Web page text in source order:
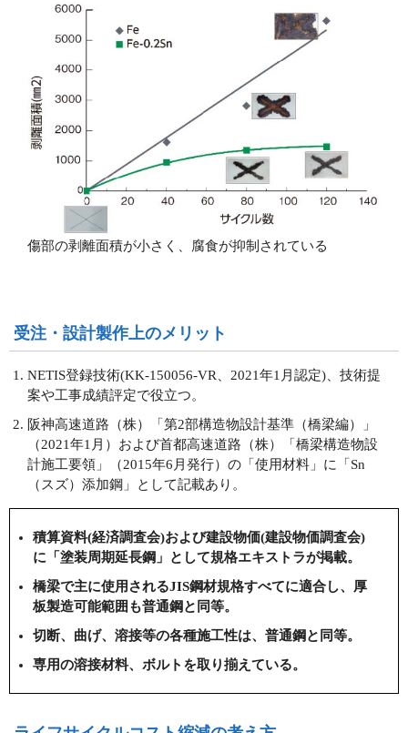
傷部の剥離面積が小さく、腐食が抑制されている
受注・設計製作上のメリット
NETIS登録技術(KK-150056-VR、2021年1月認定)、技術提
案や工事成績評定で役立つ。
阪神高速道路（株）「第2部構造物設計基準（橋梁編）」
（2021年1月）および首都高速道路（株）「橋梁構造物設
計施工要領」（2015年6月発行）の「使用材料」に「Sn
（スズ）添加鋼」として記載あり。
積算資料(経済調査会)および建設物価(建設物価調査会)
に「塗装周期延長鋼」として規格エキストラが掲載。
橋梁で主に使用されるJIS鋼材規格すべてに適合し、厚
板製造可能範囲も普通鋼と同等。
切断、曲げ、溶接等の各種施工性は、普通鋼と同等。
専用の溶接材料、ボルトを取り揃えている。